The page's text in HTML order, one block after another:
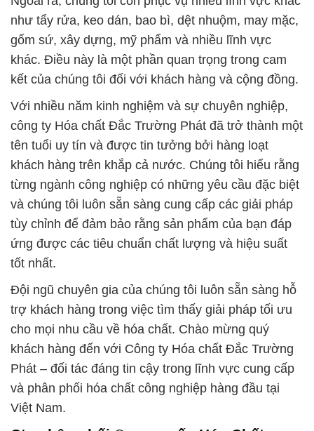
như tẩy rửa, keo dán, bao bì, dệt nhuộm, may mặc,
gốm sứ, xây dựng, mỹ phẩm và nhiều lĩnh vực
khác. Điều này là một phần quan trọng trong cam
kết của chúng tôi đối với khách hàng và cộng đồng.
Với nhiều năm kinh nghiệm và sự chuyên nghiệp,
công ty Hóa chất Đắc Trường Phát đã trở thành một
tên tuổi uy tín và được tin tưởng bởi hàng loạt
khách hàng trên khắp cả nước. Chúng tôi hiểu rằng
từng ngành công nghiệp có những yêu cầu đặc biệt
và chúng tôi luôn sẵn sàng cung cấp các giải pháp
tùy chỉnh để đảm bảo rằng sản phẩm của bạn đáp
ứng được các tiêu chuẩn chất lượng và hiệu suất
tốt nhất.
Đội ngũ chuyên gia của chúng tôi luôn sẵn sàng hỗ
trợ khách hàng trong việc tìm thấy giải pháp tối ưu
cho mọi nhu cầu về hóa chất. Chào mừng quý
khách hàng đến với Công ty Hóa chất Đắc Trường
Phát – đối tác đáng tin cậy trong lĩnh vực cung cấp
và phân phối hóa chất công nghiệp hàng đầu tại
Việt Nam.